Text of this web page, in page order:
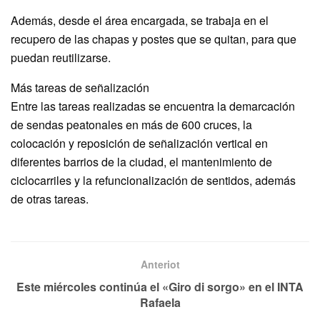
Además, desde el área encargada, se trabaja en el
recupero de las chapas y postes que se quitan, para que
puedan reutilizarse.
Más tareas de señalización
Entre las tareas realizadas se encuentra la demarcación
de sendas peatonales en más de 600 cruces, la
colocación y reposición de señalización vertical en
diferentes barrios de la ciudad, el mantenimiento de
ciclocarriles y la refuncionalización de sentidos, además
de otras tareas.
Anteriot
Este miércoles continúa el «Giro di sorgo» en el INTA
Rafaela